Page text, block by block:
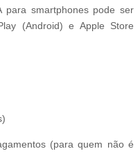
para smartphones pode ser
(Android) e Apple Store
(para quem não é